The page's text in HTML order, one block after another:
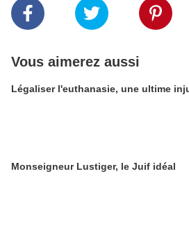
Vous aimerez aussi
Légaliser l'euthanasie, une ultime
Monseigneur Lustiger, le Juif idéal